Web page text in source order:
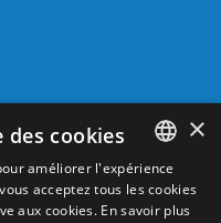
SPANISH
×
des cookies
améliorer l'expérience
acceptez tous les cookies
aux cookies. En savoir plus